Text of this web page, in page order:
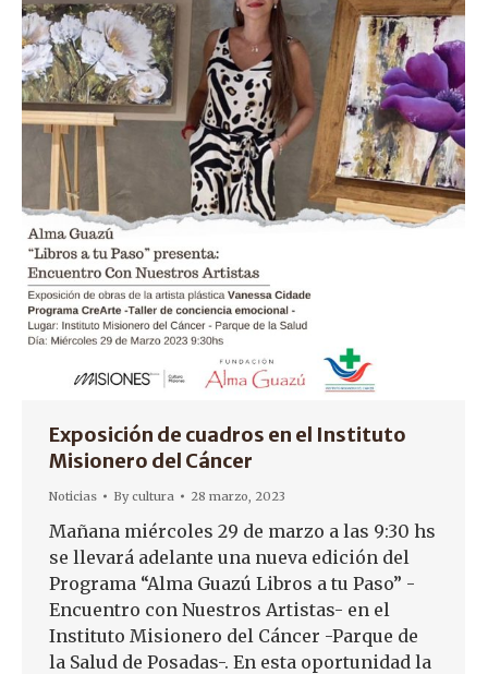
Exposición de cuadros en el Instituto
Misionero del Cáncer
Noticias Bycultura 28 marzo, 2023
Mañana miércoles 29 de marzo a las 9:30 hs
se llevará adelante una nueva edición del
Programa “Alma Guazú Libros a tu Paso” -
Encuentro con Nuestros Artistas- en el
Instituto Misionero del Cáncer -Parque de
la Salud de Posadas-. En esta oportunidad la